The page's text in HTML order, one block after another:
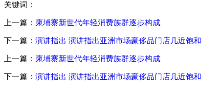
关键词：
上一篇： 柬埔寨新世代年轻消费族群逐步构成
下一篇： 演讲指出 演讲指出亚洲市场豪侈品门店几近饱和
上一篇： 柬埔寨新世代年轻消费族群逐步构成
下一篇： 演讲指出 演讲指出亚洲市场豪侈品门店几近饱和